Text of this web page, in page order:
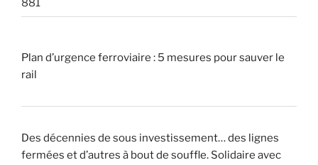
881
Plan d’urgence ferroviaire : 5 mesures pour sauver le
rail
Des décennies de sous investissement… des lignes
fermées et d’autres à bout de souffle. Solidaire avec